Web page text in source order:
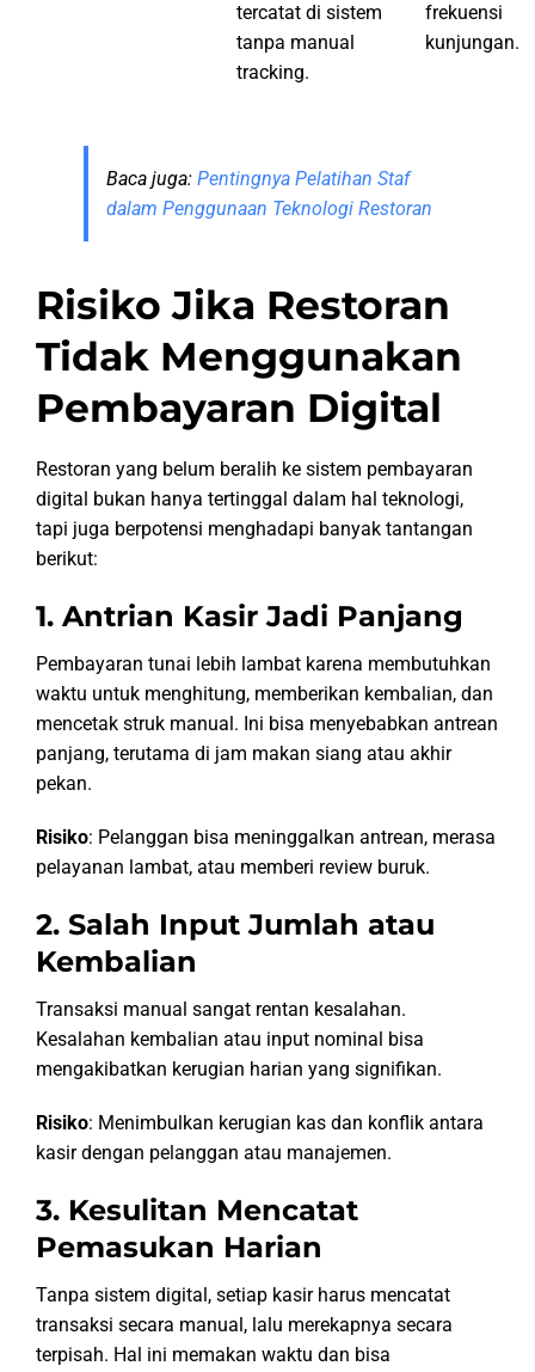
tercatat di sistem
tanpa manual
tracking.
frekuensi
kunjungan.
Baca juga: Pentingnya Pelatihan Staf
dalam Penggunaan Teknologi Restoran
Risiko Jika Restoran
Tidak Menggunakan
Pembayaran Digital
Restoran yang belum beralih ke sistem pembayaran
digital bukan hanya tertinggal dalam hal teknologi,
tapi juga berpotensi menghadapi banyak tantangan
berikut:
1. Antrian Kasir Jadi Panjang
Pembayaran tunai lebih lambat karena membutuhkan
waktu untuk menghitung, memberikan kembalian, dan
mencetak struk manual. Ini bisa menyebabkan antrean
panjang, terutama di jam makan siang atau akhir
pekan.
Risiko: Pelanggan bisa meninggalkan antrean, merasa
pelayanan lambat, atau memberi review buruk.
2. Salah Input Jumlah atau
Kembalian
Transaksi manual sangat rentan kesalahan.
Kesalahan kembalian atau input nominal bisa
mengakibatkan kerugian harian yang signifikan.
Risiko: Menimbulkan kerugian kas dan konflik antara
kasir dengan pelanggan atau manajemen.
3. Kesulitan Mencatat
Pemasukan Harian
Tanpa sistem digital, setiap kasir harus mencatat
transaksi secara manual, lalu merekapnya secara
terpisah. Hal ini memakan waktu dan bisa